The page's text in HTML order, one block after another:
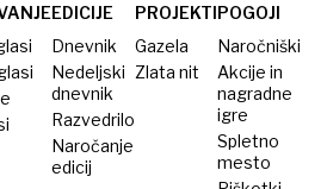
EDICIJE
Dnevnik
Nedeljski
dnevnik
Razvedrilo
Naročanje
edicij
PROJEKTI
Gazela
Zlata nit
POGOJI
Naročniški
Akcije in
nagradne
igre
Spletno
mesto